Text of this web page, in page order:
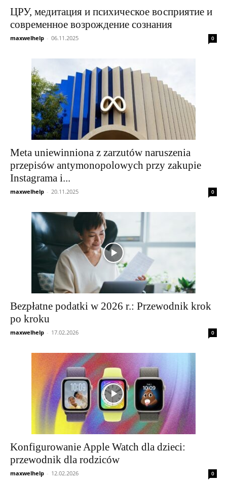
ЦРУ, медитация и психическое восприятие и
современное возрождение сознания
maxwelhelp - 06.11.2025 0
Meta uniewinniona z zarzutów naruszenia
przepisów antymonopolowych przy zakupie
Instagrama i...
maxwelhelp - 20.11.2025 0
Bezpłatne podatki w 2026 r.: Przewodnik krok
po kroku
maxwelhelp - 17.02.2026 0
Konfigurowanie Apple Watch dla dzieci:
przewodnik dla rodziców
maxwelhelp - 12.02.2026 0